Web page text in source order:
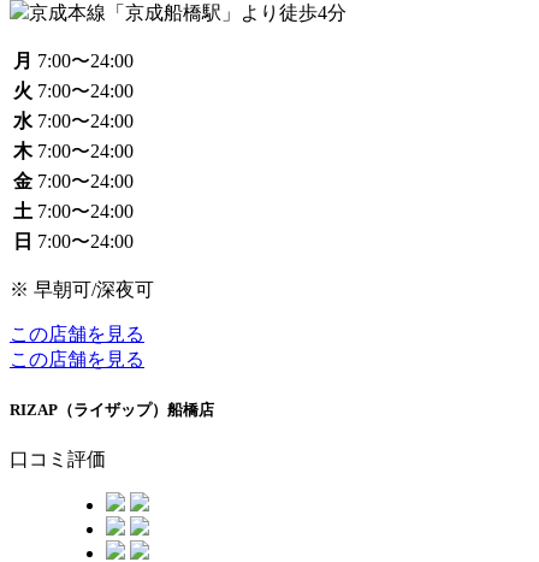
京成本線「京成船橋駅」より徒歩4分
月 7:00〜24:00
火 7:00〜24:00
水 7:00〜24:00
木 7:00〜24:00
金 7:00〜24:00
土 7:00〜24:00
日 7:00〜24:00
※ 早朝可/深夜可
この店舗を見る
この店舗を見る
RIZAP（ライザップ）船橋店
口コミ評価